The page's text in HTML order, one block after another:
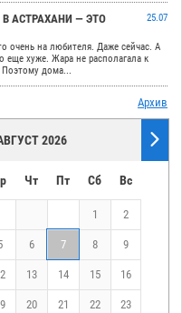
АСТРАХАНИ — ЭТО
25.07
очень на любителя. Даже сейчас. А
еще хуже. Жара не располагала к
Поэтому дома...
Архив
2026
Чт Пт Сб Вс
1 2
6 7 8 9
13 14 15 16
20 21 22 23